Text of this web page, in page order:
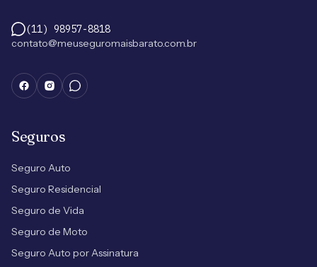
(11) 98957-8818
contato@meuseguromaisbarato.com.br
Seguros
Seguro Auto
Seguro Residencial
Seguro de Vida
Seguro de Moto
Seguro Auto por Assinatura